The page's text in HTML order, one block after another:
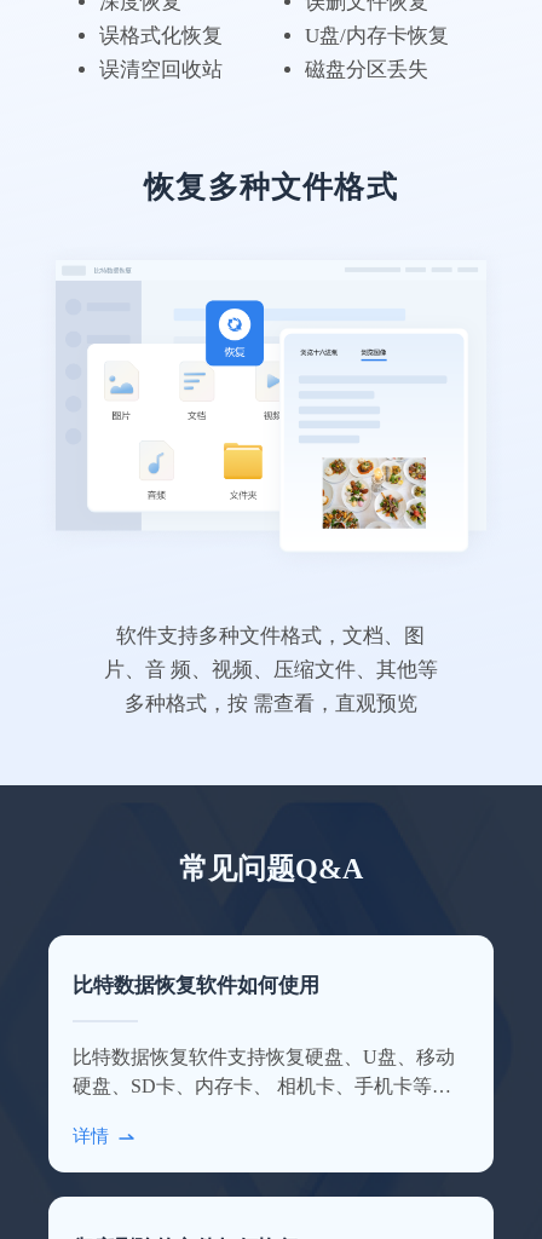
误格式化恢复
U盘/内存卡恢复
误清空回收站
磁盘分区丢失
恢复多种文件格式
软件支持多种文件格式，文档、图
片、音 频、视频、压缩文件、其他等
多种格式，按 需查看，直观预览
常见问题Q&A
比特数据恢复软件如何使用
比特数据恢复软件支持恢复硬盘、U盘、移动
硬盘、SD卡、内存卡、 相机卡、手机卡等多
详情
软件实用，数据很完整
的。恢复了我丢失的pdf合同，以防万一，软
笙念
电脑无备份，还好有比
专业级的数据恢复软件果然不一样，这次体
验很不错，客服有耐心，回答问题也很仔
上的数据，我的毕业照片都恢复回来了~特此
這婆外心